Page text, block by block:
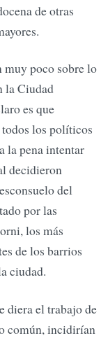
de otras
muy poco sobre lo
la Ciudad
es que
los políticos
la pena intentar
decidieron
del
por las
los más
de los barrios
ciudad.
diera el trabajo de
común, incidirían